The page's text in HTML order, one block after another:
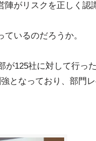
がリスクを正しく認
いるのだろうか。
が125社に対して行っ
となっており、部門